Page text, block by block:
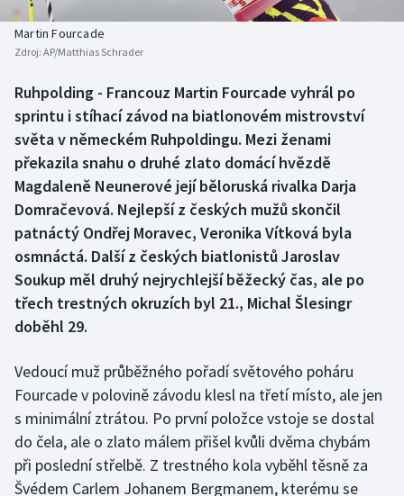
Basketbal
Biatlon
Boby a skeleton
Box
Curling
Dostihy
Florbal
Futsal
Golf
Gymnastika
Házená
Jezdectví
Historické návraty
Aplikace ČT sport
AZ kvíz
Martin Fourcade
Zdroj: AP/Matthias Schrader
Ruhpolding - Francouz Martin Fourcade vyhrál po
sprintu i stíhací závod na biatlonovém mistrovství
světa v německém Ruhpoldingu. Mezi ženami
překazila snahu o druhé zlato domácí hvězdě
Magdaleně Neunerové její běloruská rivalka Darja
Domračevová. Nejlepší z českých mužů skončil
patnáctý Ondřej Moravec, Veronika Vítková byla
osmnáctá. Další z českých biatlonistů Jaroslav
Soukup měl druhý nejrychlejší běžecký čas, ale po
třech trestných okruzích byl 21., Michal Šlesingr
doběhl 29.
Vedoucí muž průběžného pořadí světového poháru
Fourcade v polovině závodu klesl na třetí místo, ale jen
s minimální ztrátou. Po první položce vstoje se dostal
do čela, ale o zlato málem přišel kvůli dvěma chybám
při poslední střelbě. Z trestného kola vyběhl těsně za
Švédem Carlem Johanem Bergmanem, kterému se